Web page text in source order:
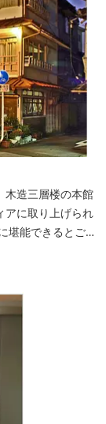
木造三層楼の本館
アに取り上げられ
堪能できるとご好